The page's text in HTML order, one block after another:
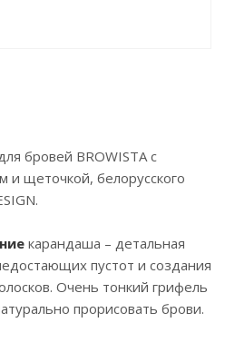
бровей BROWISTA с
и щеточкой, белорусского
карандаша – детальная
пустот и создания
Очень тонкий грифель
прорисовать брови.